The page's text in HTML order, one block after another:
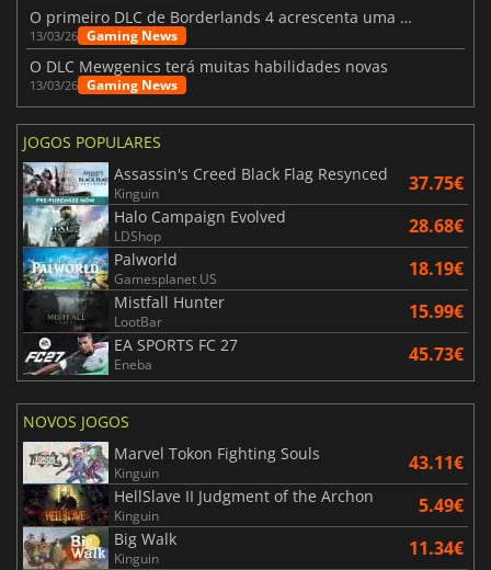
O primeiro DLC de Borderlands 4 acrescenta uma nova personagem e muito mais
13/03/26 Gaming News
O DLC Mewgenics terá muitas habilidades novas
13/03/26 Gaming News
JOGOS POPULARES
Assassin's Creed Black Flag Resynced
Kinguin 37.75€
Halo Campaign Evolved
LDShop 28.68€
Palworld
Gamesplanet US 18.19€
Mistfall Hunter
LootBar 15.99€
EA SPORTS FC 27
Eneba 45.73€
NOVOS JOGOS
Marvel Tokon Fighting Souls
Kinguin 43.11€
HellSlave II Judgment of the Archon
Kinguin 5.49€
Big Walk
Kinguin 11.34€